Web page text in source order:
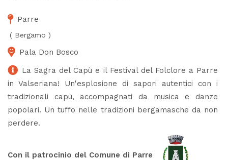
Parre
( Bergamo )
Pala Don Bosco
La Sagra del Capù e il Festival del Folclore a Parre
in Valseriana! Un'esplosione di sapori autentici con i
tradizionali capù, accompagnati da musica e danze
popolari. Un tuffo nelle tradizioni bergamasche da non
perdere.
Con il patrocinio del Comune di Parre